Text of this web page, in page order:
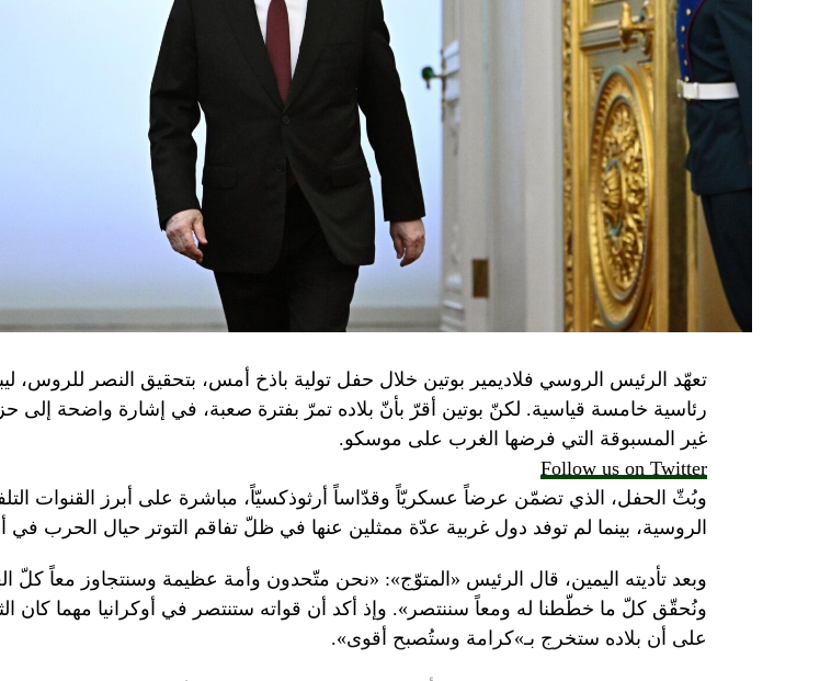
تعهّد الرئيس الروسي فلاديمير بوتين خلال حفل تولية باذخ أمس، بتحقيق النصر للروس،
رئاسية خامسة قياسية. لكنّ بوتين أقرّ بأنّ بلاده تمرّ بفترة صعبة، في إشارة واضحة إلى
غير المسبوقة التي فرضها الغرب على موسكو.
Follow us on Twitter
وبُثّ الحفل، الذي تضمّن عرضاً عسكريّاً وقدّاساً أرثوذكسيّاً، مباشرة على أبرز القنوات
الروسية، بينما لم توفد دول غربية عدّة ممثلين عنها في ظلّ تفاقم التوتر حيال الحرب في
وبعد تأديته اليمين، قال الرئيس «المتوّج»: «نحن متّحدون وأمة عظيمة وسنتجاوز معاً كلّ
ونُحقّق كلّ ما خطّطنا له ومعاً سننتصر». وإذ أكد أن قواته ستنتصر في أوكرانيا مهما كان
على أن بلاده ستخرج بـ»كرامة وستُصبح أقوى».